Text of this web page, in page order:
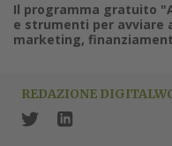
Il programma gratuito
e strumenti per avviare
marketing,
REDAZIONE